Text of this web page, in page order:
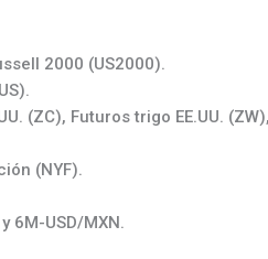
2000 (US2000).
(ZC), Futuros trigo EE.UU.
(NYF).
6M-USD/MXN.